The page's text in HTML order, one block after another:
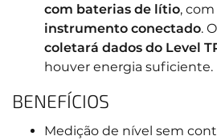
com baterias de lítio, com
instrumento conectado.
coletará dados do Level
houver energia suficiente.
BENEFÍCIOS
Medição de nível sem